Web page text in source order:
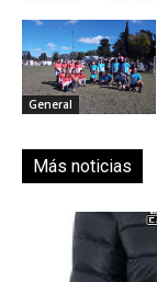
General
Más noticias